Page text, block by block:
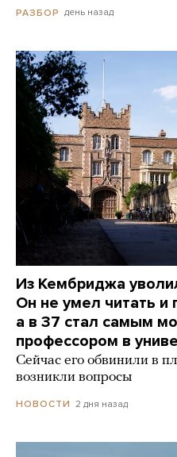
РАЗБОР день назад
Из Кембриджа
Он не умел читать и
а в 37 стал самым
профессором в
Сейчас его обвинили в
возникли вопросы
НОВОСТИ 2 дня назад